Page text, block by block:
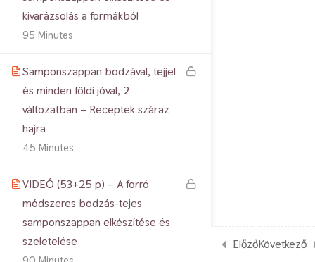
kivarázsolás a formákból
95 Minutes
Samponszappan bodzával, tejjel
és minden földi jóval, 2
változatban – Receptek száraz
hajra
45 Minutes
VIDEÓ (53+25 p) – A forró
módszeres bodzás-tejes
samponszappan elkészítése és
szeletelése
ElőzőKövetkező